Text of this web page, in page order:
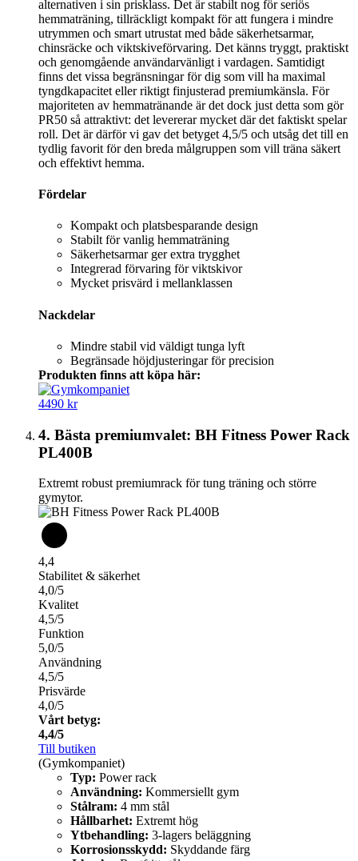
alternativen i sin prisklass. Det är stabilt nog för seriös
hemmaträning, tillräckligt kompakt för att fungera i mindre
utrymmen och smart utrustat med både säkerhetsarmar,
chinsräcke och viktskiveförvaring. Det känns tryggt, praktiskt
och genomgående användarvänligt i vardagen. Samtidigt
finns det vissa begränsningar för dig som vill ha maximal
tyngdkapacitet eller riktigt finjusterad premiumkänsla. För
majoriteten av hemmatränande är det dock just detta som gör
PR50 så attraktivt: det levererar mycket där det faktiskt spelar
roll. Det är därför vi gav det betyget 4,5/5 och utsåg det till en
tydlig favorit för den breda målgruppen som vill träna säkert
och effektivt hemma.
Fördelar
Kompakt och platsbesparande design
Stabilt för vanlig hemmaträning
Säkerhetsarmar ger extra trygghet
Integrerad förvaring för viktskivor
Mycket prisvärd i mellanklassen
Nackdelar
Mindre stabil vid väldigt tunga lyft
Begränsade höjdjusteringar för precision
Produkten finns att köpa här:
4490 kr
4. Bästa premiumvalet: BH Fitness Power Rack
PL400B
Extremt robust premiumrack för tung träning och större
gymytor.
4,4
Stabilitet & säkerhet
4,0/5
Kvalitet
4,5/5
Funktion
5,0/5
Användning
4,5/5
Prisvärde
4,0/5
Vårt betyg:
4,4/5
Till butiken
(Gymkompaniet)
Typ: Power rack
Användning: Kommersiellt gym
Stålram: 4 mm stål
Hållbarhet: Extremt hög
Ytbehandling: 3-lagers beläggning
Korrosionsskydd: Skyddande färg